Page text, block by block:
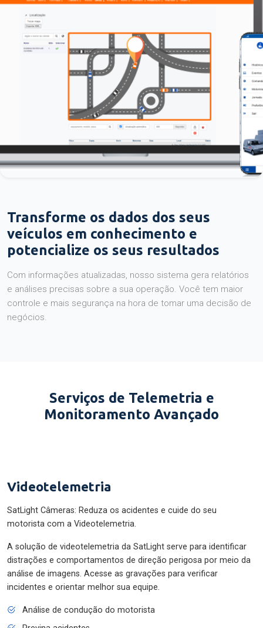
Transforme os dados dos seus
veículos em conhecimento e
potencialize os seus resultados
Com informações atualizadas, nosso sistema gera relatórios
e análises precisas sobre a sua operação. Você tem maior
controle e mais segurança na hora de tomar uma decisão de
negócios.
Serviços de Telemetria e
Monitoramento Avançado
Videotelemetria
SatLight Câmeras: Reduza os acidentes e cuide do seu
motorista com a Videotelemetria.
A solução de videotelemetria da SatLight serve para identificar
distrações e comportamentos de direção perigosa por meio da
análise de imagens. Acesse as gravações para verificar
incidentes e orientar melhor sua equipe.
Análise de condução do motorista